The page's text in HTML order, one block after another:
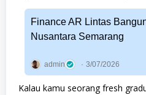
Finance AR Lintas
Nusantara Semarang
admin 3/07/2026
Kalau kamu seorang fresh